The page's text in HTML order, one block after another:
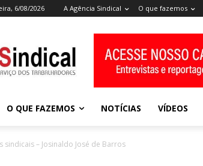
6/08/2026 A Agência Sindical O que fazemos
O QUE FAZEMOS NOTÍCIAS VÍDEOS
sindicais – Josinaldo José de Barros